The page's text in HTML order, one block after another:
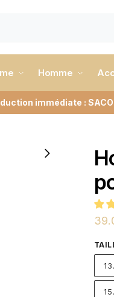
Homme
immédiate :